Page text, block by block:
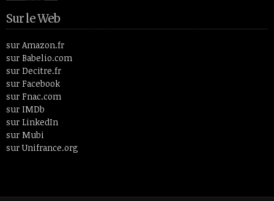
cinéphile que je suis toujours restée. En 26 lettres et 52
articles, le livre fait un tour de l’histoire du cinéma en passant
par des thèmes aussi […]
Sur le Web
sur Amazon.fr
sur Babelio.com
sur Decitre.fr
sur Facebook
sur Fnac.com
sur IMDb
sur LinkedIn
sur Mubi
sur Unifrance.org